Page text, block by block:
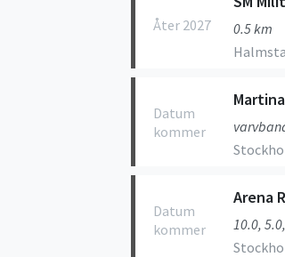
Åter 2027
0.5 km
Datum
kommer
Datum
kommer
Arena
10.0,